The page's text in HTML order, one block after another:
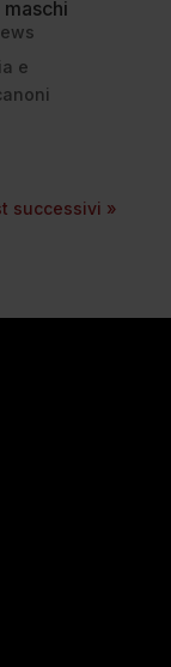
e
successivi »